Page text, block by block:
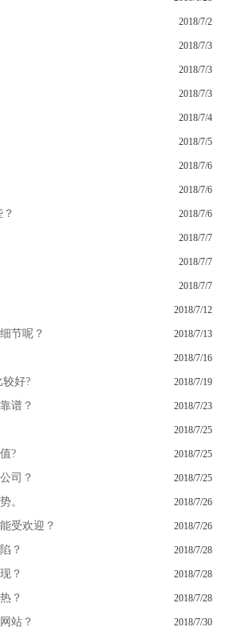
2018/7/2
2018/7/3
2018/7/3
2018/7/3
2018/7/4
2018/7/5
2018/7/6
2018/7/6
2018/7/6
2018/7/7
2018/7/7
2018/7/7
2018/7/12
节呢？ 2018/7/13
2018/7/16
好? 2018/7/19
谱？ 2018/7/23
2018/7/25
? 2018/7/25
司？ 2018/7/25
。 2018/7/26
受欢迎？ 2018/7/26
？ 2018/7/28
？ 2018/7/28
？ 2018/7/28
站？ 2018/7/30